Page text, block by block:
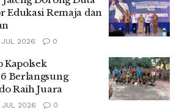
Edukasi Remaja dan
2026 0
Kapolsek
Berlangsung
Raih Juara
2026 0